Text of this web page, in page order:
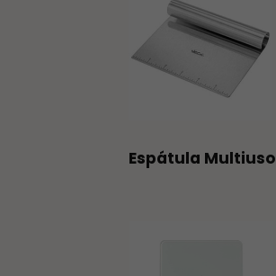
Espátula Multiuso